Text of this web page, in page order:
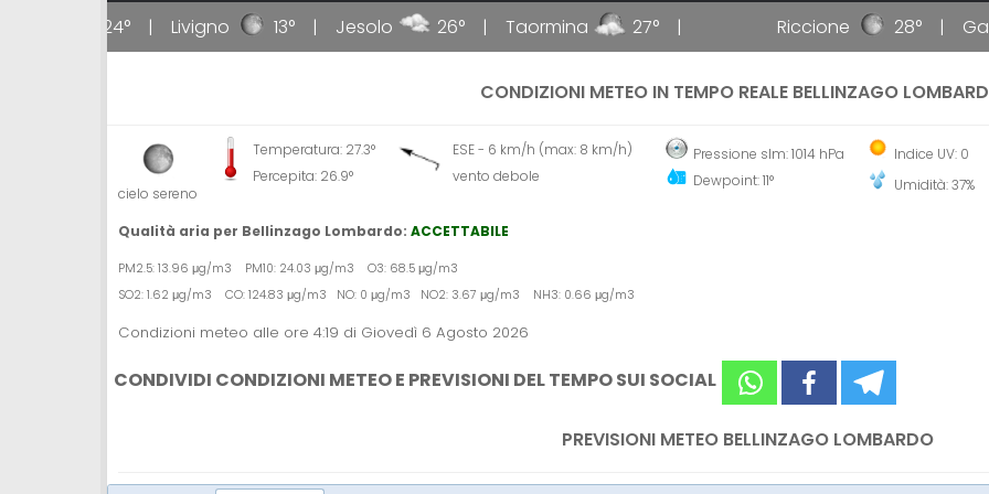
Livigno 13° Jesolo 26° Taormina 27° Riccione 28°
CONDIZIONI METEO IN TEMPO REALE BELLINZAGO
cielo sereno
Temperatura: 27.3°
Percepita: 26.9°
ESE - 6 km/h (max: 8 km/h)
vento debole
Pressione slm: 1014 hPa
Dewpoint: 11°
Indice UV: 0
Umidità: 37%
Qualità aria per Bellinzago Lombardo: ACCETTABILE
PM2.5: 13.96 μg/m3 PM10: 24.03 μg/m3 O3: 68.5 μg/m3
SO2: 1.62 μg/m3 CO: 124.83 μg/m3 NO: 0 μg/m3 NO2: 3.67 μg/m3 NH3: 0.66 μg/m3
Condizioni meteo alle ore 4:19 di Giovedì 6 Agosto 2026
CONDIVIDI CONDIZIONI METEO E PREVISIONI DEL TEMPO SUI SOCIAL
PREVISIONI METEO BELLINZAGO LOMBARDO